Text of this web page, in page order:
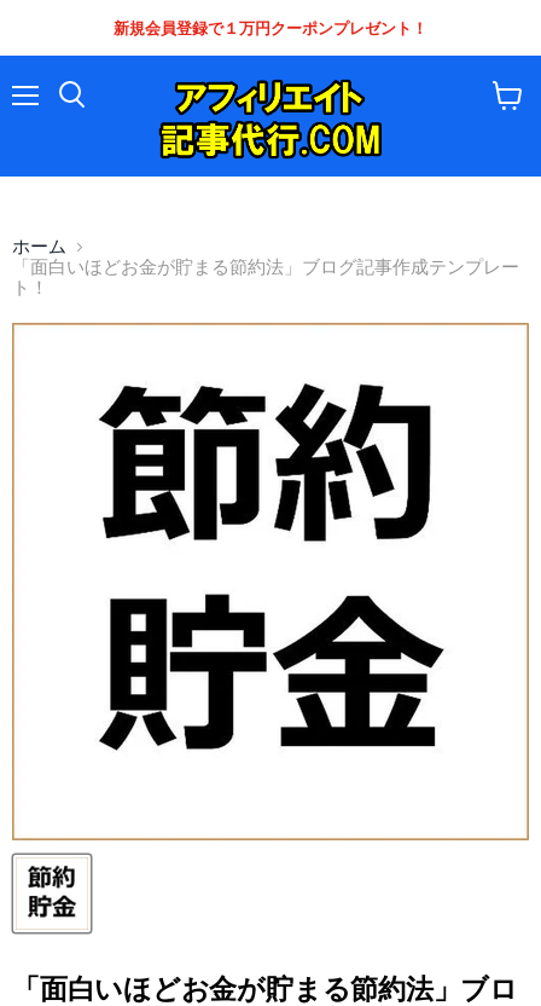
新規会員登録で１万円クーポンプレゼント！
を
ホーム
「面白いほどお金が貯まる節約法」ブログ記事作成テンプレー
ト！
「面白いほどお金が貯まる節約法」ブロ